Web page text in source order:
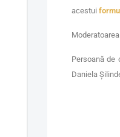
acestui
Persoană de
Daniela